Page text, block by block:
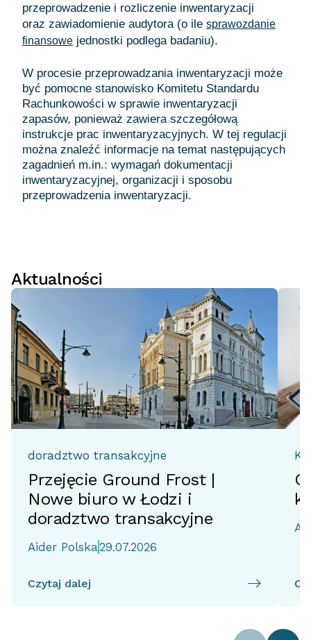
przeprowadzenie i rozliczenie inwentaryzacji
oraz zawiadomienie audytora (o ile sprawozdanie
finansowe jednostki podlega badaniu).
W procesie przeprowadzania inwentaryzacji może
być pomocne stanowisko Komitetu Standardu
Rachunkowości w sprawie inwentaryzacji
zapasów, ponieważ zawiera szczegółową
instrukcje prac inwentaryzacyjnych. W tej regulacji
można znaleźć informacje na temat następujących
zagadnień m.in.: wymagań dokumentacji
inwentaryzacyjnej, organizacji i sposobu
Aktualności
doradztwo transakcyjne
Przejęcie Ground Frost |
Nowe biuro w Łodzi i
doradztwo transakcyjne
Aider Polska29.07.2026
Czytaj dalej